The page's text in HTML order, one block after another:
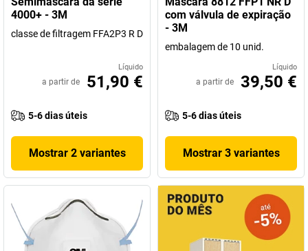
3M? Então encontrará uma grande seleção na nossa gama de
produtos. Esperamos que goste de os descobrir!
4000+ - 3M
classe de filtragem FFA2P3 R D
Líquido
a partir de 51,90 €
5-6 dias úteis
Mostrar 2 variantes
com válvula de expiração
- 3M
embalagem de 10 unid.
Líquido
a partir de 39,50 €
5-6 dias úteis
Mostrar 3 variantes